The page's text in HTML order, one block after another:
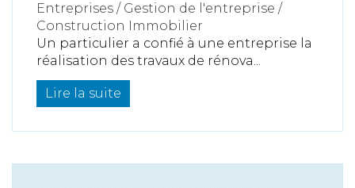
Entreprises / Gestion de l'entreprise /
Construction Immobilier
Un particulier a confié à une entreprise la
réalisation des travaux de rénova...
Lire la suite